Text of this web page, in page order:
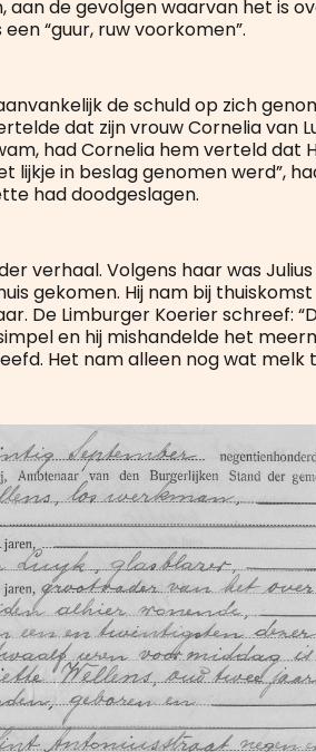
de gevolgen waarvan het is
“guur, ruw voorkomen”.
de schuld op zich
dat zijn vrouw Cornelia van
had Cornelia hem verteld dat
lijkje in beslag genomen werd”,
had doodgeslagen.
verhaal. Volgens haar was
gekomen. Hij nam bij thuiskomst
De Limburger Koerier schreef:
en hij mishandelde het
Het nam alleen nog wat melk